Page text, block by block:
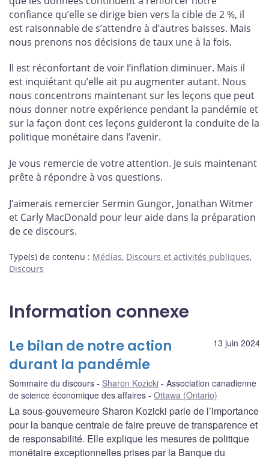
confiance qu’elle se dirige bien vers la cible de 2 %, il
est raisonnable de s’attendre à d’autres baisses. Mais
nous prenons nos décisions de taux une à la fois.
Il est réconfortant de voir l’inflation diminuer. Mais il
est inquiétant qu’elle ait pu augmenter autant. Nous
nous concentrons maintenant sur les leçons que peut
nous donner notre expérience pendant la pandémie et
sur la façon dont ces leçons guideront la conduite de la
politique monétaire dans l’avenir.
Je vous remercie de votre attention. Je suis maintenant
prête à répondre à vos questions.
J’aimerais remercier Sermin Gungor, Jonathan Witmer
et Carly MacDonald pour leur aide dans la préparation
de ce discours.
Type(s) de contenu : Médias, Discours et activités publiques,
Discours
Information connexe
13 juin 2024
Le bilan de notre action
durant la pandémie
Sommaire du discours Sharon Kozicki
Association canadienne
de science économique des affaires
Ottawa (Ontario)
La sous-gouverneure Sharon Kozicki parle de l’importance
pour la banque centrale de faire preuve de transparence et
de responsabilité. Elle explique les mesures de politique
monétaire exceptionnelles prises par la Banque du